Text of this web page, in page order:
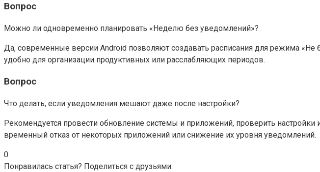
Вопрос
Можно ли одновременно планировать «Неделю без уведомлений»?
Да, современные версии Android позволяют создавать расписания для режима
удобно для организации продуктивных или расслабляющих периодов.
Вопрос
Что делать, если уведомления мешают даже после настройки?
Рекомендуется провести обновление системы и приложений, проверить
временный отказ от некоторых приложений или снижение их уровня уведомлений.
0
Понравилась статья? Поделиться с друзьями: